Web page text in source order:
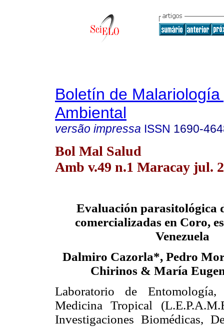
Boletín de
Ambiental
versão impressa ISSN 1690-
Bol Mal Salud
Amb v.49 n.1 Maracay jul.
Evaluación parasitológica
comercializadas en Coro,
Venezuela
Dalmiro Cazorla*, Pedro
Chirinos & María
Laboratorio de
Medicina Tropical
Investigaciones Biomédicas,